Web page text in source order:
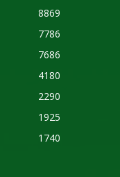
8869
7786
7686
4180
2290
1925
1740